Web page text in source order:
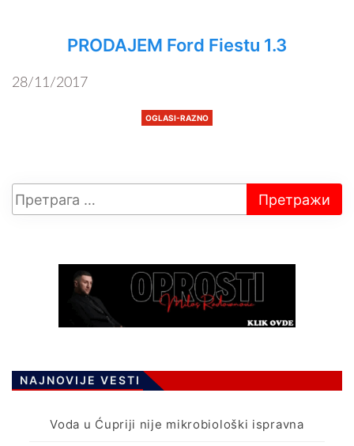
PRODAJEM Ford Fiestu 1.3
28/11/2017
OGLASI-RAZNO
NAJNOVIJE VESTI
Voda u Ćupriji nije mikrobiološki ispravna